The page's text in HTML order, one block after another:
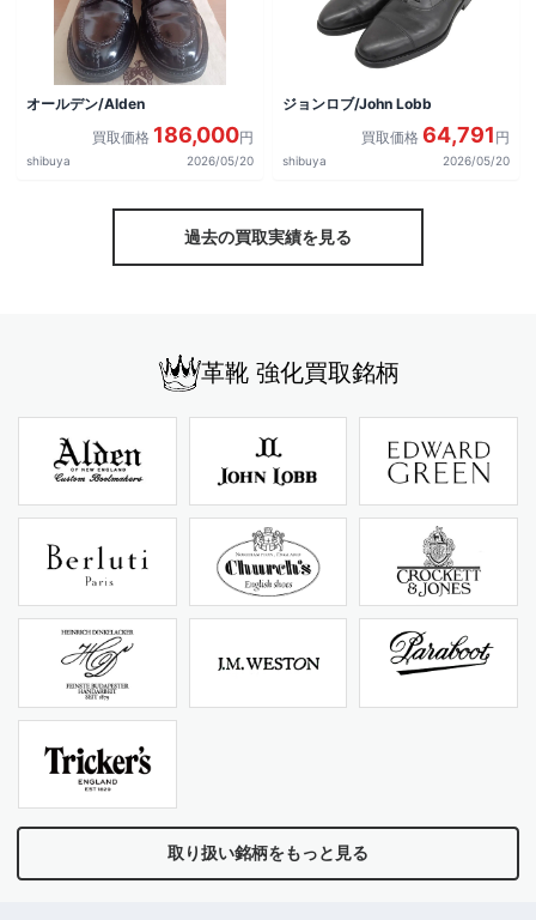
オールデン/Alden
買取価格 186,000円
shibuya 2026/05/20
ジョンロブ/John Lobb
買取価格 64,791 円
shibuya 2026/05/20
過去の買取実績を見る
革靴 強化買取銘柄
取り扱い銘柄をもっと見る